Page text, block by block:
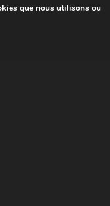
clics
que nous utilisons ou